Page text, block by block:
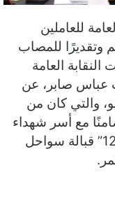
للعاملين
وتقديرًا للمصاب
النقابة العامة
عباس صابر، عن
الاحتفال بذكرى 30 يونيو، والتي كان من
مع أسر شهداء
حادث غرق البارج البحري “أدمارين 12” قبالة سواحل